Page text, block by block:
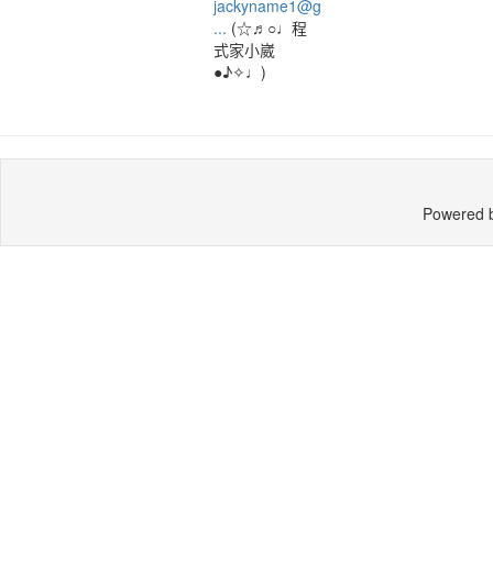
jackyname1@g
... (☆♬○♩程
式家小崴
●♪✧♩)
Powered